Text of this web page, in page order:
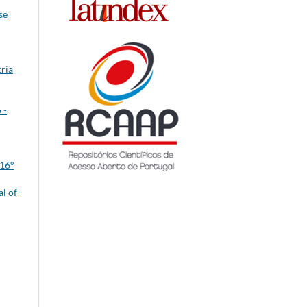
-
of